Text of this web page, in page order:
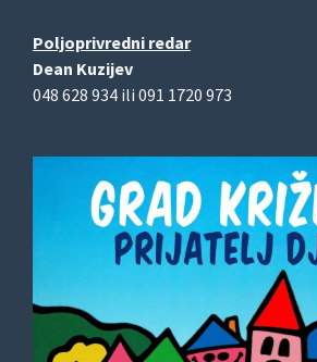
Poljoprivredni redar
Dean Kuzijev
048 628 934 ili 091 1720 973